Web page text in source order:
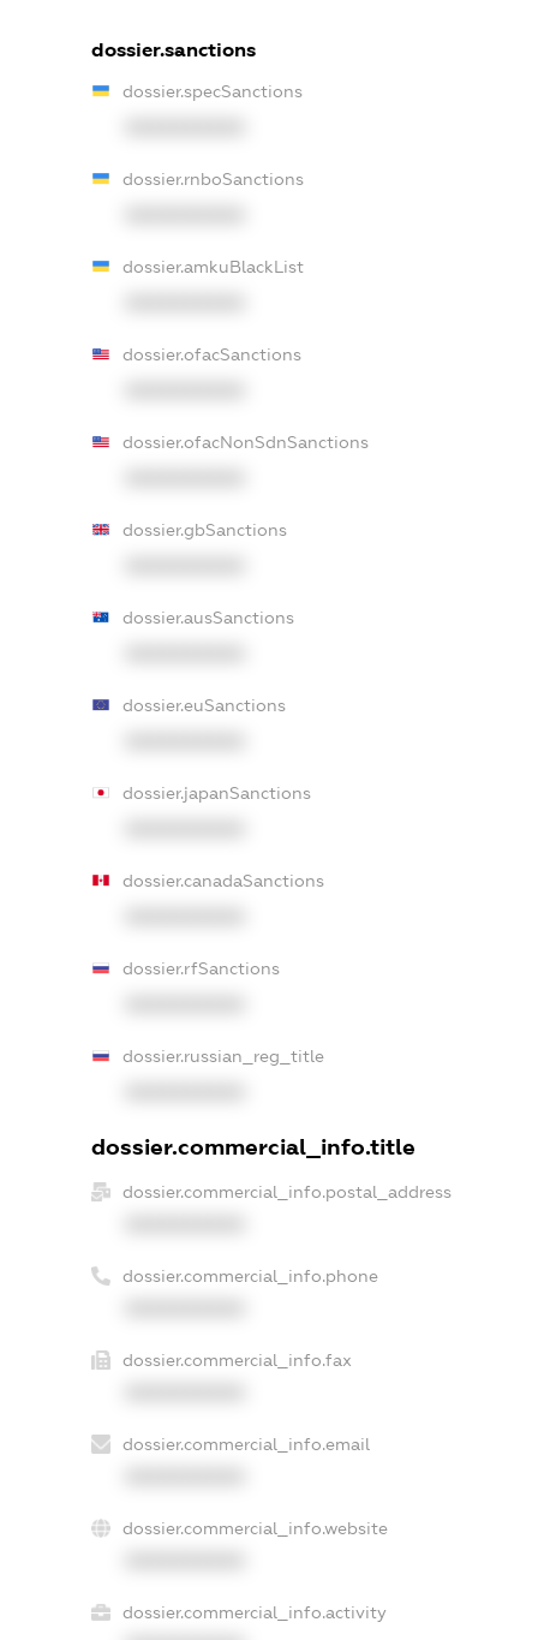
dossier.sanctions
dossier.specSanctions
dossier.rnboSanctions
dossier.amkuBlackList
dossier.ofacSanctions
dossier.ofacNonSdnSanctions
dossier.gbSanctions
dossier.ausSanctions
dossier.euSanctions
dossier.japanSanctions
dossier.canadaSanctions
dossier.rfSanctions
dossier.russian_reg_title
dossier.commercial_info.title
dossier.commercial_info.postal_address
dossier.commercial_info.phone
dossier.commercial_info.fax
dossier.commercial_info.email
dossier.commercial_info.website
dossier.commercial_info.activity